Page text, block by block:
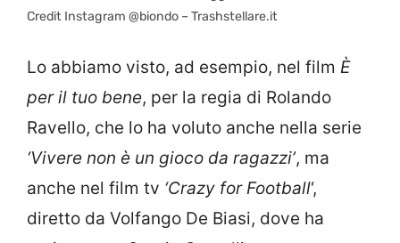
Credit Instagram @biondo – Trashstellare.it
Lo abbiamo visto, ad esempio, nel film È
per il tuo bene, per la regia di Rolando
Ravello, che lo ha voluto anche nella serie
‘Vivere non è un gioco da ragazzi’, ma
anche nel film tv ‘Crazy for Football‘,
diretto da Volfango De Biasi, dove ha